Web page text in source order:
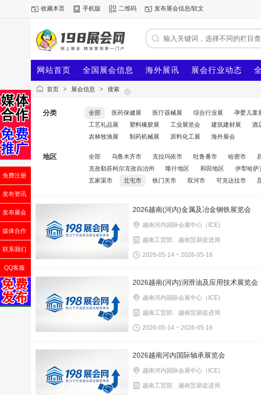
收藏本页 手机版 二维码 发布展会信息/软文
网站首页 全国展会信息 海外展讯 展会行业动态
首页 > 展会信息 > 搜索
分类 全部 医药保健展 医疗器械展 综合行业展 孕婴儿童
工艺礼品展
塑料橡胶展 工业展览会 建筑建材展 酒
农林牧渔展
制药机械展 原料化工展 海外展会
地区 全部 乌鲁木齐市 克拉玛依市 吐鲁番市 哈密市
克孜勒苏柯尔克孜自治州
喀什地区 和田地区 伊犁哈萨
五家渠市
北屯市 铁门关市 双河市 可克达拉市
2026越南(河内)金属及冶金钢铁展览会
越南河内国际会展中心（ICE)
越南工贸部、越南贸易促进局
2026-05-14 ~ 2026-05-16
2026越南(河内)润滑油及应用技术展览会
越南河内国际会展中心（ICE)
越南工贸部、越南贸易促进局
2026-05-14 ~ 2026-05-16
2026越南河内国际轴承展览会
越南河内国际会展中心（ICE)
越南工贸部、越南贸易促进局
免费注册
发布资讯
发布展会
媒体合作
联系我们
QQ客服